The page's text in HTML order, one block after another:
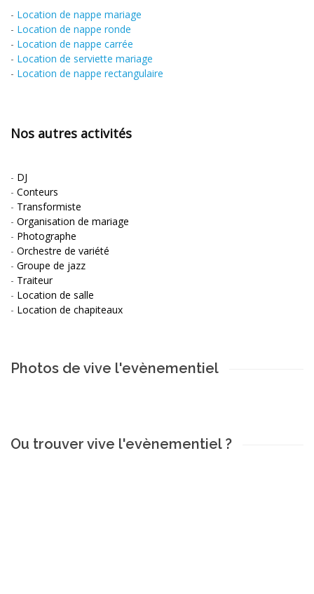
- Location de nappe mariage
- Location de nappe ronde
- Location de nappe carrée
- Location de serviette mariage
- Location de nappe rectangulaire
Nos autres activités
- DJ
- Conteurs
- Transformiste
- Organisation de mariage
- Photographe
- Orchestre de variété
- Groupe de jazz
- Traiteur
- Location de salle
- Location de chapiteaux
Photos de vive l'evènementiel
Ou trouver vive l'evènementiel ?